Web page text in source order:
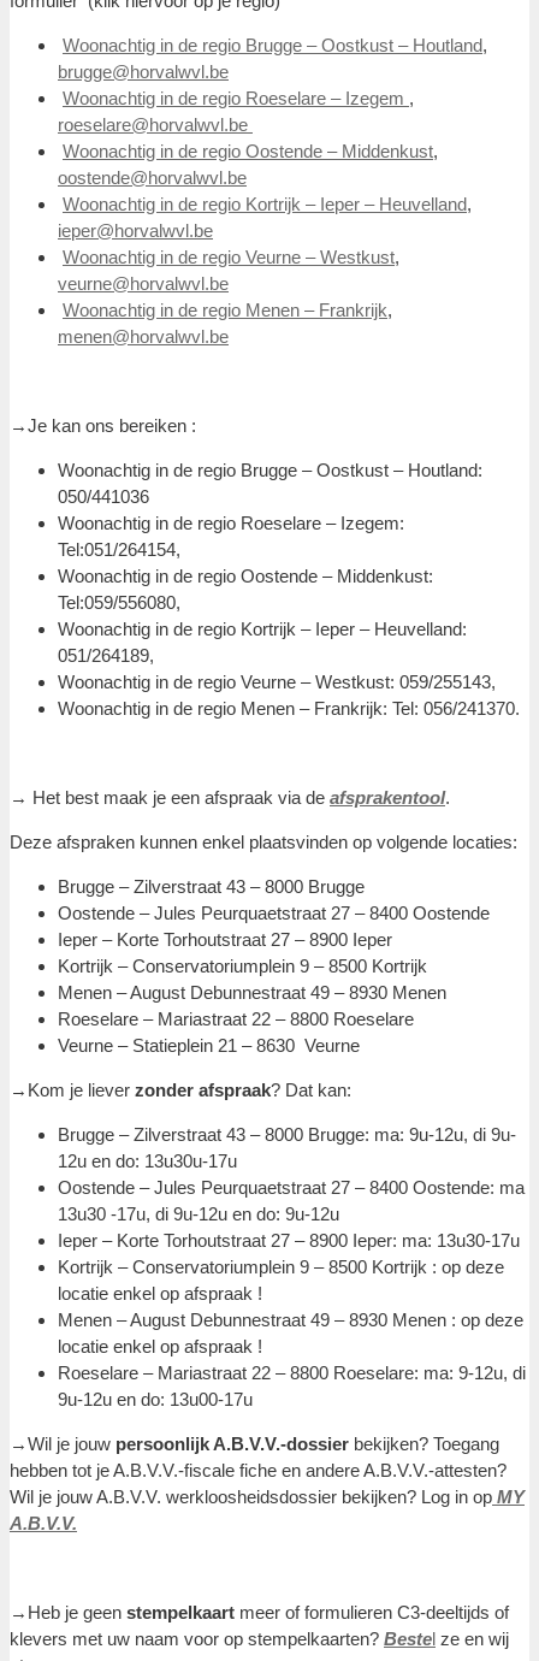
Woonachtig in de regio Brugge – Oostkust – Houtland,
brugge@horvalwvl.be
Woonachtig in de regio Roeselare – Izegem ,
roeselare@horvalwvl.be
Woonachtig in de regio Oostende – Middenkust,
oostende@horvalwvl.be
Woonachtig in de regio Kortrijk – Ieper – Heuvelland,
ieper@horvalwvl.be
Woonachtig in de regio Veurne – Westkust,
veurne@horvalwvl.be
Woonachtig in de regio Menen – Frankrijk,
menen@horvalwvl.be
→Je kan ons bereiken :
Woonachtig in de regio Brugge – Oostkust – Houtland:
050/441036
Woonachtig in de regio Roeselare – Izegem:
Tel:051/264154,
Woonachtig in de regio Oostende – Middenkust:
Tel:059/556080,
Woonachtig in de regio Kortrijk – Ieper – Heuvelland:
051/264189,
Woonachtig in de regio Veurne – Westkust: 059/255143,
Woonachtig in de regio Menen – Frankrijk: Tel: 056/241370.
→ Het best maak je een afspraak via de afsprakentool.
Deze afspraken kunnen enkel plaatsvinden op volgende locaties:
Brugge – Zilverstraat 43 – 8000 Brugge
Oostende – Jules Peurquaetstraat 27 – 8400 Oostende
Ieper – Korte Torhoutstraat 27 – 8900 Ieper
Kortrijk – Conservatoriumplein 9 – 8500 Kortrijk
Menen – August Debunnestraat 49 – 8930 Menen
Roeselare – Mariastraat 22 – 8800 Roeselare
Veurne – Statieplein 21 – 8630 Veurne
→Kom je liever zonder afspraak? Dat kan:
Brugge – Zilverstraat 43 – 8000 Brugge: ma: 9u-12u, di 9u-
12u en do: 13u30u-17u
Oostende – Jules Peurquaetstraat 27 – 8400 Oostende: ma
13u30 -17u, di 9u-12u en do: 9u-12u
Ieper – Korte Torhoutstraat 27 – 8900 Ieper: ma: 13u30-17u
Kortrijk – Conservatoriumplein 9 – 8500 Kortrijk : op deze
locatie enkel op afspraak !
Menen – August Debunnestraat 49 – 8930 Menen : op deze
locatie enkel op afspraak !
Roeselare – Mariastraat 22 – 8800 Roeselare: ma: 9-12u, di
9u-12u en do: 13u00-17u
→Wil je jouw persoonlijk A.B.V.V.-dossier bekijken? Toegang
hebben tot je A.B.V.V.-fiscale fiche en andere A.B.V.V.-attesten?
Wil je jouw A.B.V.V. werkloosheidsdossier bekijken? Log in op MY
A.B.V.V.
→Heb je geen stempelkaart meer of formulieren C3-deeltijds of
klevers met uw naam voor op stempelkaarten? Bestel ze en wij